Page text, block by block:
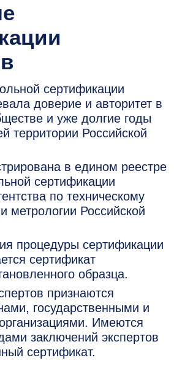
сертификации
доверие и авторитет в
и уже долгие годы
территории Российской
в едином реестре
сертификации
по техническому
метрологии Российской
процедуры сертификации
сертификат
образца.
признаются
государственными и
Имеются
заключений экспертов
сертификат.